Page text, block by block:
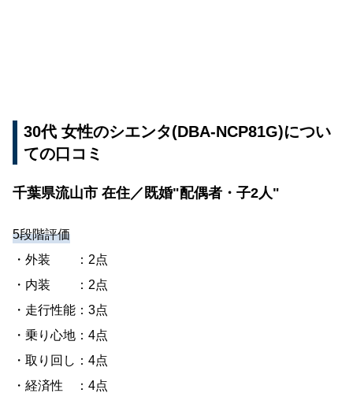
30代 女性のシエンタ(DBA-NCP81G)につい
ての口コミ
千葉県流山市 在住／既婚"配偶者・子2人"
5段階評価
・外装 ：2点
・内装 ：2点
・走行性能：3点
・乗り心地：4点
・取り回し：4点
・経済性 ：4点